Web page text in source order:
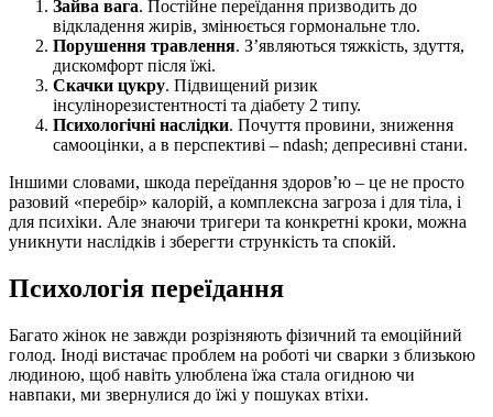
Зайва вага. Постійне переїдання призводить до
відкладення жирів, змінюється гормональне тло.
Порушення травлення. З’являються тяжкість, здуття,
дискомфорт після їжі.
Скачки цукру. Підвищений ризик
інсулінорезистентності та діабету 2 типу.
Психологічні наслідки. Почуття провини, зниження
самооцінки, а в перспективі – ndash; депресивні стани.
Іншими словами, шкода переїдання здоров’ю – це не просто
разовий «перебір» калорій, а комплексна загроза і для тіла, і
для психіки. Але знаючи тригери та конкретні кроки, можна
уникнути наслідків і зберегти стрункість та спокій.
Психологія переїдання
Багато жінок не завжди розрізняють фізичний та емоційний
голод. Іноді вистачає проблем на роботі чи сварки з близькою
людиною, щоб навіть улюблена їжа стала огидною чи
навпаки, ми звернулися до їжі у пошуках втіхи.